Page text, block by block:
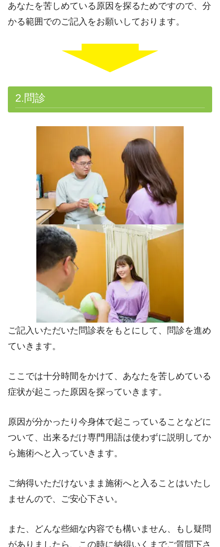
あなたを苦しめている原因を探るためですので、分
かる範囲でのご記入をお願いしております。
2.問診
ご記入いただいた問診表をもとにして、問診を進め
ていきます。
ここでは十分時間をかけて、あなたを苦しめている
症状が起こった原因を探っていきます。
原因が分かったり今身体で起こっていることなどに
ついて、出来るだけ専門用語は使わずに説明してか
ら施術へと入っていきます。
ご納得いただけないまま施術へと入ることはいたし
ませんので、ご安心下さい。
また、どんな些細な内容でも構いません、もし疑問
がありましたら、この時に納得いくまでご質問下さ